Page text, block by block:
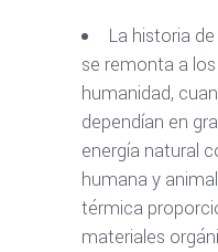
La historia
se remonta a
humanidad,
dependían en
energía natural
humana y
térmica
materiales